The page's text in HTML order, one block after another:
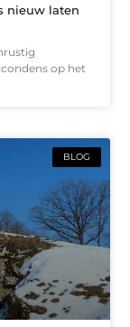
nieuw laten
op het
BLOG